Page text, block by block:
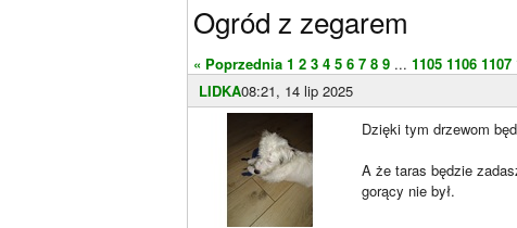
Ogród z zegarem
« Poprzednia 1 2 3 4 5 6 7 8 9 ... 1105 1106 1107
LIDKA08:21, 14 lip 2025
Dzięki tym drzewom
A że taras będzie
gorący nie był.